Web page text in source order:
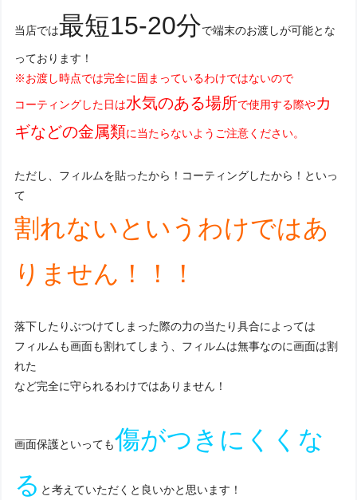
当店では最短15-20分で端末のお渡しが可能とな
っております！
※お渡し時点では完全に固まっているわけではないので
コーティングした日は水気のある場所で使用する際やカ
ギなどの金属類に当たらないようご注意ください。
ただし、フィルムを貼ったから！コーティングしたから！といっ
て
割れないというわけではあ
りません！！！
落下したりぶつけてしまった際の力の当たり具合によっては
フィルムも画面も割れてしまう、フィルムは無事なのに画面は割
れた
など完全に守られるわけではありません！
画面保護といっても傷がつきにくくな
る と考えていただくと良いかと思います！